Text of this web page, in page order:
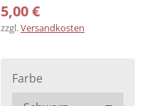
5,00 €
zzgl.Versandkosten
Farbe